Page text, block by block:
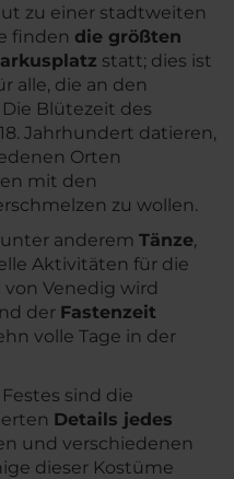
zu einer stadtweiten
finden die größten
statt; dies ist
alle, die an den
Blütezeit des
Jahrhundert datieren,
Orten
mit den
zu wollen.
anderem Tänze,
Aktivitäten für die
von Venedig wird
der Fastenzeit
volle Tage in der
sind die
Details jedes
und verschiedenen
dieser Kostüme